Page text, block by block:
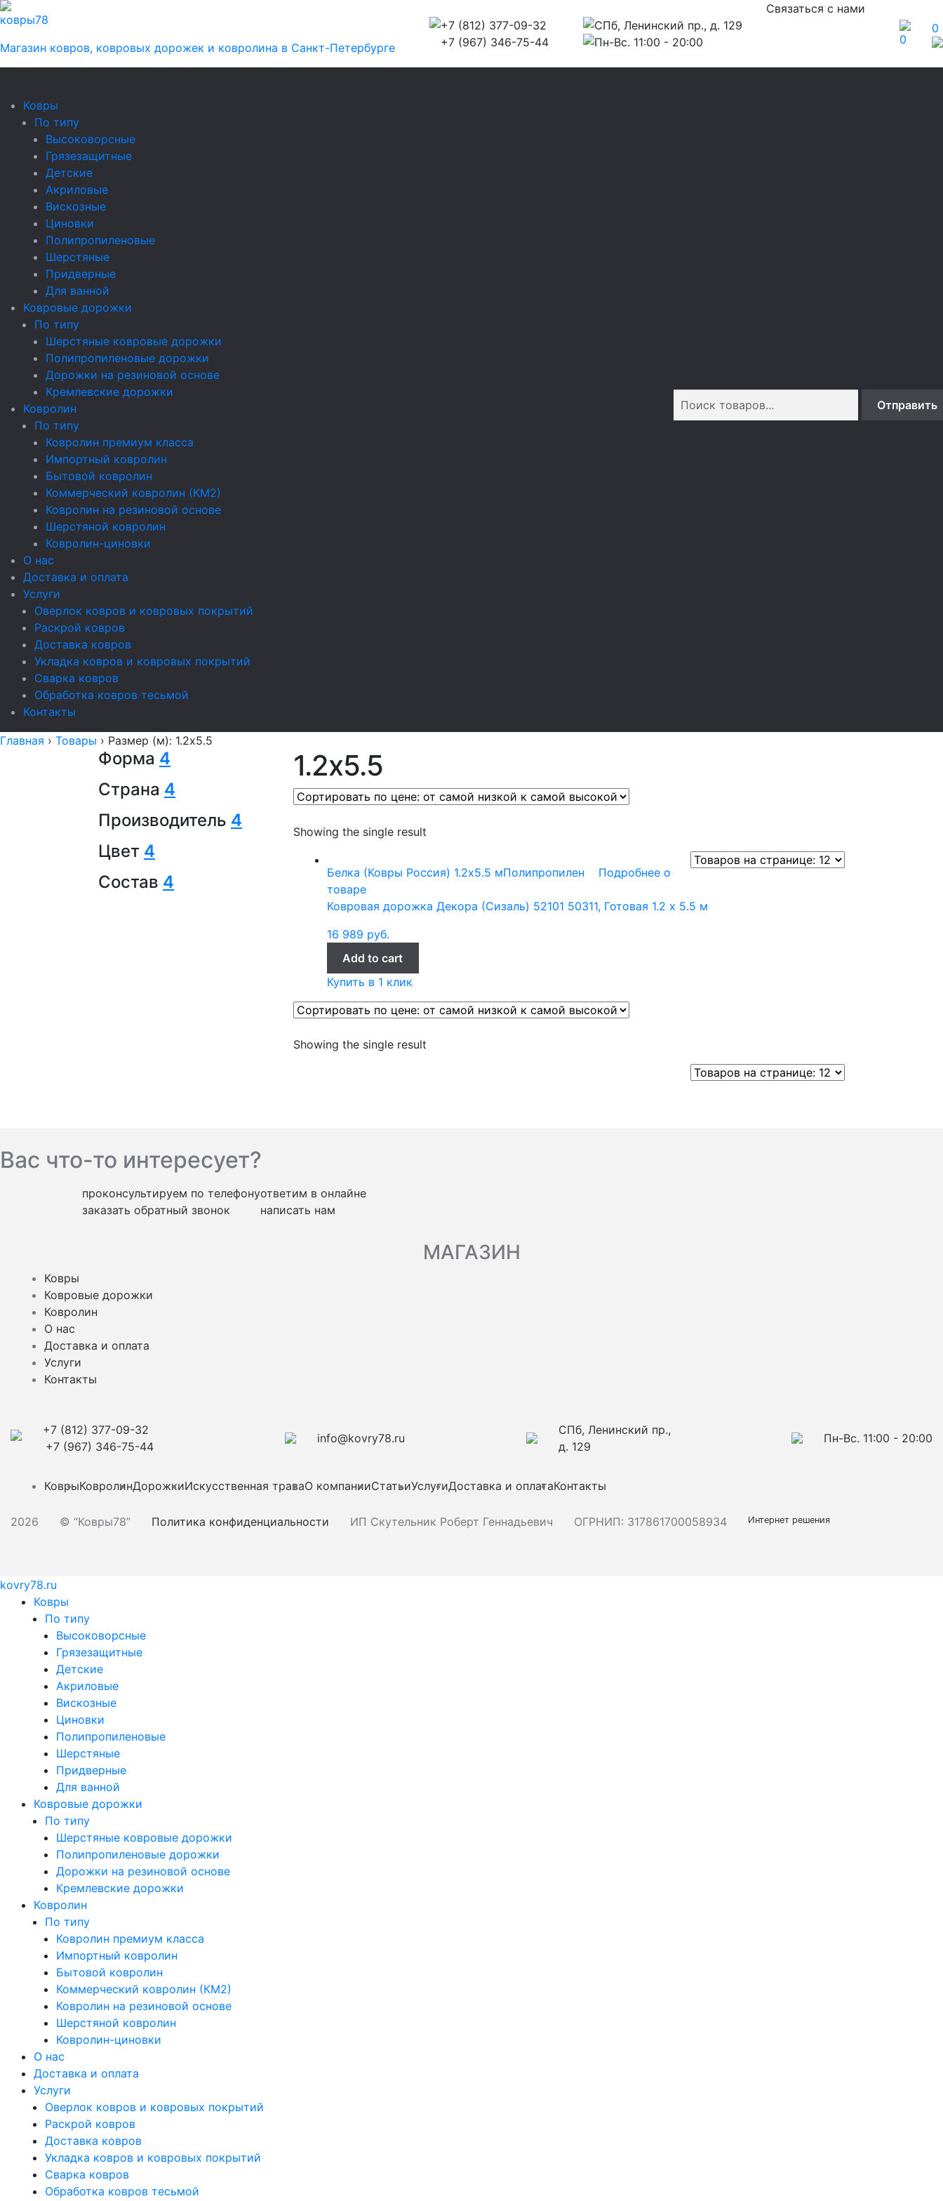
ковры78
Магазин ковров, ковровых дорожек и ковролина в Санкт-Петербурге
+7 (812) 377-09-32
+7 (967) 346-75-44
СПб, Ленинский пр., д. 129
Пн-Вс. 11:00 - 20:00
Связаться с нами
0
0
Ковры
По типу
Высоковорсные
Грязезащитные
Детские
Акриловые
Вискозные
Циновки
Полипропиленовые
Шерстяные
Придверные
Для ванной
Ковровые дорожки
По типу
Шерстяные ковровые дорожки
Полипропиленовые дорожки
Дорожки на резиновой основе
Кремлевские дорожки
Ковролин
По типу
Ковролин премиум класса
Импортный ковролин
Бытовой ковролин
Коммерческий ковролин (КМ2)
Ковролин на резиновой основе
Шерстяной ковролин
Ковролин-циновки
О нас
Доставка и оплата
Услуги
Оверлок ковров и ковровых покрытий
Раскрой ковров
Доставка ковров
Укладка ковров и ковровых покрытий
Сварка ковров
Обработка ковров тесьмой
Контакты
Главная › Товары › Размер (м): 1.2x5.5
1.2x5.5
Showing the single result
Белка (Ковры Россия) 1.2x5.5 мПолипропилен
Подробнее о
товаре
Ковровая дорожка Декора (Сизаль) 52101 50311, Готовая 1.2 x 5.5 м
16 989 руб.
Add to cart
Купить в 1 клик
Showing the single result
Форма 4
Страна 4
Производитель 4
Цвет 4
Состав 4
Вас что-то интересует?
проконсультируем по телефону
заказать обратный звонок
ответим в онлайне
написать нам
МАГАЗИН
Ковры
Ковровые дорожки
Ковролин
О нас
Доставка и оплата
Услуги
Контакты
+7 (812) 377-09-32
+7 (967) 346-75-44
info@kovry78.ru
СПб, Ленинский пр.,
д. 129
Пн-Вс. 11:00 - 20:00
КоврыКовролинДорожкиИскусственная траваО компанииСтатьиУслугиДоставка и оплатаКонтакты
2026 © “Ковры78” Политика конфиденциальности ИП Скутельник Роберт Геннадьевич ОГРНИП: 317861700058934 Интернет решения
kovry78.ru
Ковры
По типу
Высоковорсные
Грязезащитные
Детские
Акриловые
Вискозные
Циновки
Полипропиленовые
Шерстяные
Придверные
Для ванной
Ковровые дорожки
По типу
Шерстяные ковровые дорожки
Полипропиленовые дорожки
Дорожки на резиновой основе
Кремлевские дорожки
Ковролин
По типу
Ковролин премиум класса
Импортный ковролин
Бытовой ковролин
Коммерческий ковролин (КМ2)
Ковролин на резиновой основе
Шерстяной ковролин
Ковролин-циновки
О нас
Доставка и оплата
Услуги
Оверлок ковров и ковровых покрытий
Раскрой ковров
Доставка ковров
Укладка ковров и ковровых покрытий
Сварка ковров
Обработка ковров тесьмой